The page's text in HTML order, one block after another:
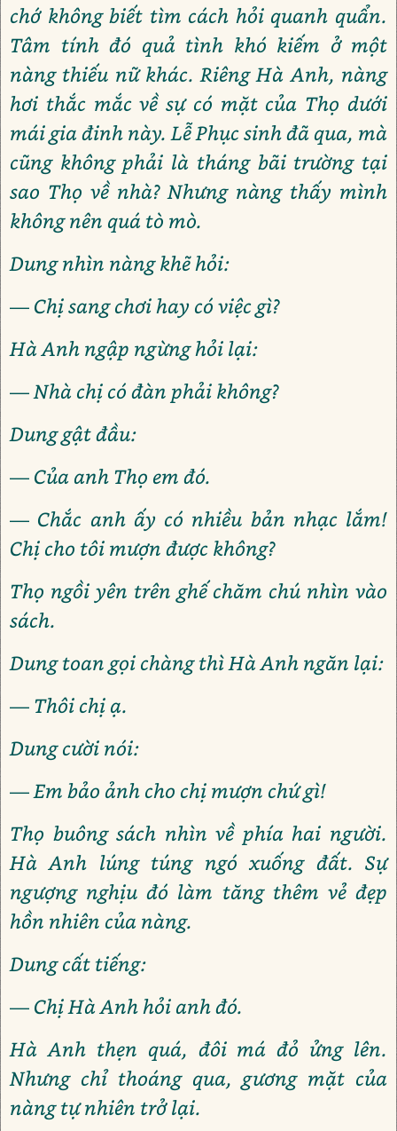
chớ không biết tìm cách hỏi quanh quẩn.
Tâm tính đó quả tình khó kiếm ở một
nàng thiếu nữ khác. Riêng Hà Anh, nàng
hơi thắc mắc về sự có mặt của Thọ dưới
mái gia đinh này. Lễ Phục sinh đã qua, mà
cũng không phải là tháng bãi trường tại
sao Thọ về nhà? Nhưng nàng thấy mình
không nên quá tò mò.
Dung nhìn nàng khẽ hỏi:
— Chị sang chơi hay có việc gì?
Hà Anh ngập ngừng hỏi lại:
— Nhà chị có đàn phải không?
Dung gật đầu:
— Của anh Thọ em đó.
— Chắc anh ấy có nhiều bản nhạc lắm!
Chị cho tôi mượn được không?
Thọ ngồi yên trên ghế chăm chú nhìn vào
sách.
Dung toan gọi chàng thì Hà Anh ngăn lại:
— Thôi chị ạ.
Dung cười nói:
— Em bảo ảnh cho chị mượn chứ gì!
Thọ buông sách nhìn về phía hai người.
Hà Anh lúng túng ngó xuống đất. Sự
ngượng nghịu đó làm tăng thêm vẻ đẹp
hồn nhiên của nàng.
Dung cất tiếng:
— Chị Hà Anh hỏi anh đó.
Hà Anh thẹn quá, đôi má đỏ ửng lên.
Nhưng chỉ thoáng qua, gương mặt của
nàng tự nhiên trở lại.